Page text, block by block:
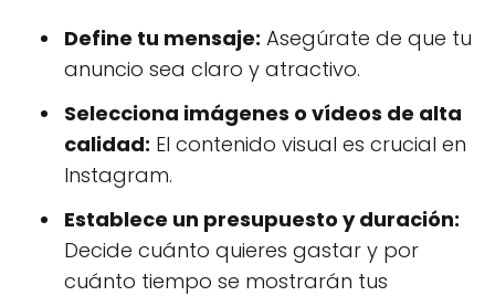
Define tu mensaje: Asegúrate de que tu
anuncio sea claro y atractivo.
Selecciona imágenes o vídeos de alta
calidad: El contenido visual es crucial en
Instagram.
Establece un presupuesto y duración:
Decide cuánto quieres gastar y por
cuánto tiempo se mostrarán tus